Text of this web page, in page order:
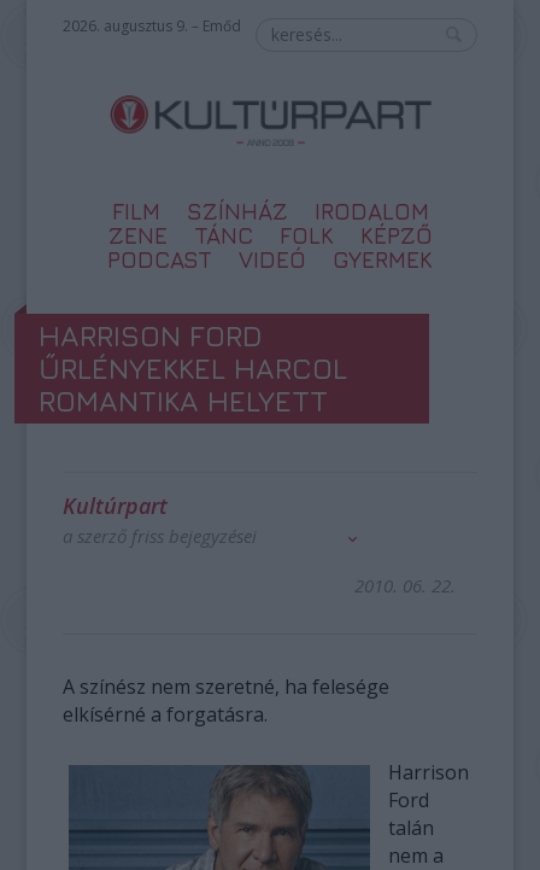
2026. augusztus 9. – Emőd
FILM SZÍNHÁZ
IRODALOM
ZENE
TÁNC FOLK
KÉPZŐ
PODCAST
VIDEÓ GYERMEK
HARRISON FORD
ŰRLÉNYEKKEL HARCOL
ROMANTIKA HELYETT
Kultúrpart
a szerző friss bejegyzései
2010. 06. 22.
A színész nem szeretné, ha felesége
elkísérné a forgatásra.
Harrison
Ford
talán
nem a